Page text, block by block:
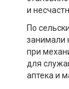
и
По
занимали
при
для
аптека и